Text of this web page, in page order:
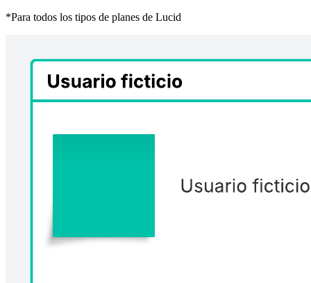
*Para todos los tipos de planes de Lucid